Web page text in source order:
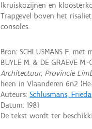
(kruiskozijnen en
Trapgevel boven het
consoles.
Bron: SCHLUSMANS F. met
BUYLE M. & DE GRAEVE M.-
Architectuur, Provincie
heen in Vlaanderen 6n2
Auteurs:Schlusmans, Frieda
Datum:1981
De tekst wordt ter